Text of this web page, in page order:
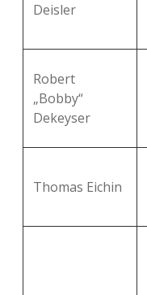
Deisler
Robert
„Bobby“
Dekeyser
Thomas Eichin